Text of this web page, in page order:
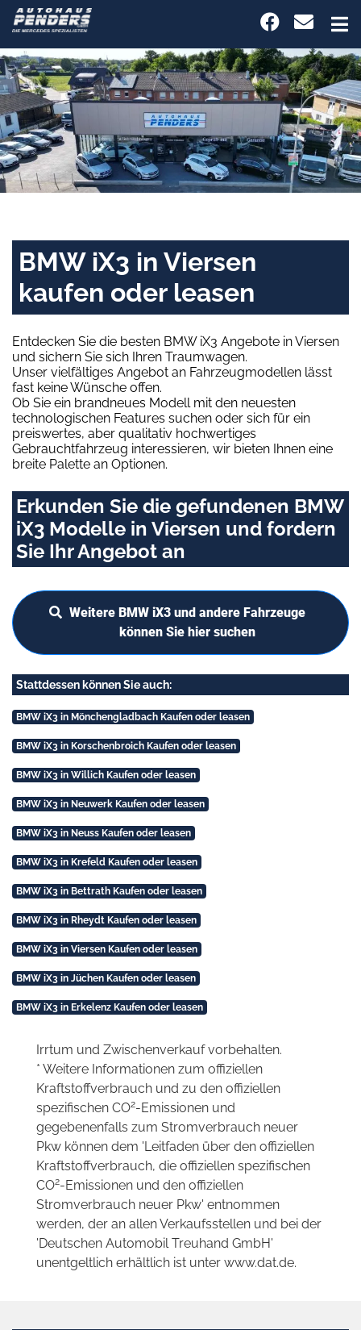
BMW iX3 in Viersen
kaufen oder leasen
Entdecken Sie die besten BMW iX3 Angebote in Viersen
und sichern Sie sich Ihren Traumwagen.
Unser vielfältiges Angebot an Fahrzeugmodellen lässt
fast keine Wünsche offen.
Ob Sie ein brandneues Modell mit den neuesten
technologischen Features suchen oder sich für ein
preiswertes, aber qualitativ hochwertiges
Gebrauchtfahrzeug interessieren, wir bieten Ihnen eine
breite Palette an Optionen.
Erkunden Sie die gefundenen BMW
iX3 Modelle in Viersen und fordern
Sie Ihr Angebot an
Weitere BMW iX3 und andere Fahrzeuge
können Sie hier suchen
Stattdessen können Sie auch:
BMW iX3 in Mönchengladbach Kaufen oder leasen
BMW iX3 in Korschenbroich Kaufen oder leasen
BMW iX3 in Willich Kaufen oder leasen
BMW iX3 in Neuwerk Kaufen oder leasen
BMW iX3 in Neuss Kaufen oder leasen
BMW iX3 in Krefeld Kaufen oder leasen
BMW iX3 in Bettrath Kaufen oder leasen
BMW iX3 in Rheydt Kaufen oder leasen
BMW iX3 in Viersen Kaufen oder leasen
BMW iX3 in Jüchen Kaufen oder leasen
BMW iX3 in Erkelenz Kaufen oder leasen
Irrtum und Zwischenverkauf vorbehalten.
* Weitere Informationen zum offiziellen
Kraftstoffverbrauch und zu den offiziellen
spezifischen CO2-Emissionen und
gegebenenfalls zum Stromverbrauch neuer
Pkw können dem 'Leitfaden über den offiziellen
Kraftstoffverbrauch, die offiziellen spezifischen
CO2-Emissionen und den offiziellen
Stromverbrauch neuer Pkw' entnommen
werden, der an allen Verkaufsstellen und bei der
'Deutschen Automobil Treuhand GmbH'
unentgeltlich erhältlich ist unter www.dat.de.